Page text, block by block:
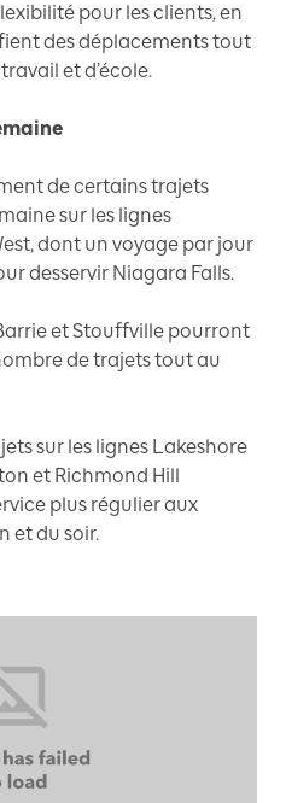
pour les clients, en
des déplacements tout
et d’école.
de certains trajets
sur les lignes
dont un voyage par jour
desservir Niagara Falls.
et Stouffville pourront
de trajets tout au
sur les lignes Lakeshore
et Richmond Hill
plus régulier aux
et du soir.